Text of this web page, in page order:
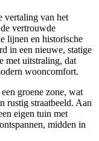
vertaling van het
vertrouwde
lijnen en historische
in een nieuwe, statige
met uitstraling, dat
wooncomfort.
groene zone, wat
rustig straatbeeld. Aan
eigen tuin met
midden in